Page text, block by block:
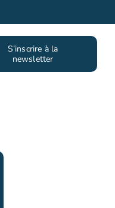
S’inscrire à la
newsletter